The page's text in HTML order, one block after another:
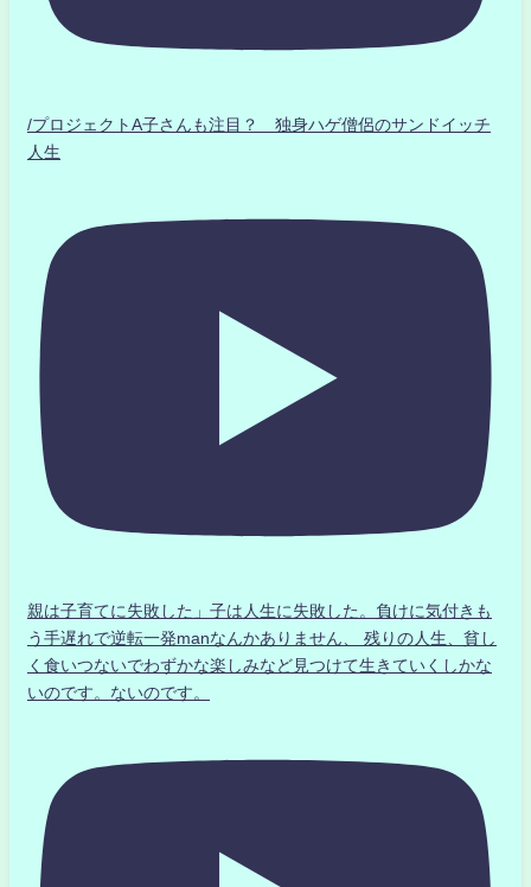
/プロジェクトA子さんも注目？ 独身ハゲ僧侶のサンドイッチ
人生
親は子育てに失敗した」子は人生に失敗した。負けに気付きも
う手遅れで逆転一発manなんかありません、 残りの人生、貧し
く食いつないでわずかな楽しみなど見つけて生きていくしかな
いのです。ないのです。